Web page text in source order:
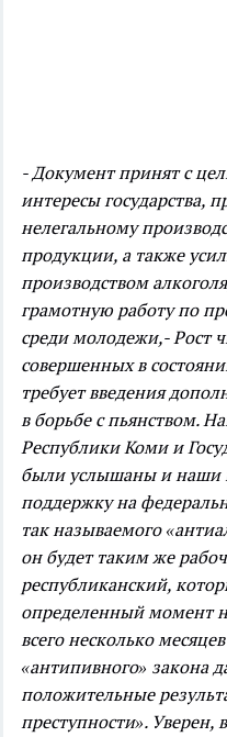
- Документ принят с
интересы государства,
нелегальному
продукции, а также
производством
грамотную работу по
среди молодежи,- Рост
совершенных в
требует введения
в борьбе с пьянством.
Республики Коми и
были услышаны и наши
поддержку на
так называемого
он будет таким же
республиканский,
определенный момент
всего несколько
«антипивного» закона
положительные
преступности». Уверен,